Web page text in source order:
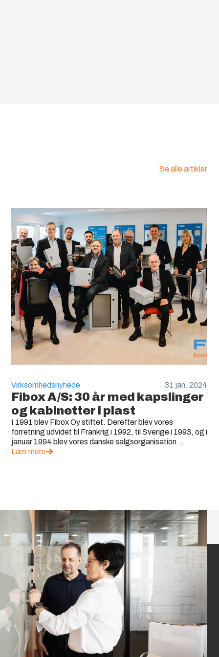
Se alle artikler
Virksomhedsnyhede 31 jan. 2024
Fibox A/S: 30 år med kapslinger
og kabinetter i plast
I 1991 blev Fibox Oy stiftet. Derefter blev vores
forretning udvidet til Frankrig i 1992, til Sverige i 1993, og i
januar 1994 blev vores danske salgsorganisation ...
Læs mere